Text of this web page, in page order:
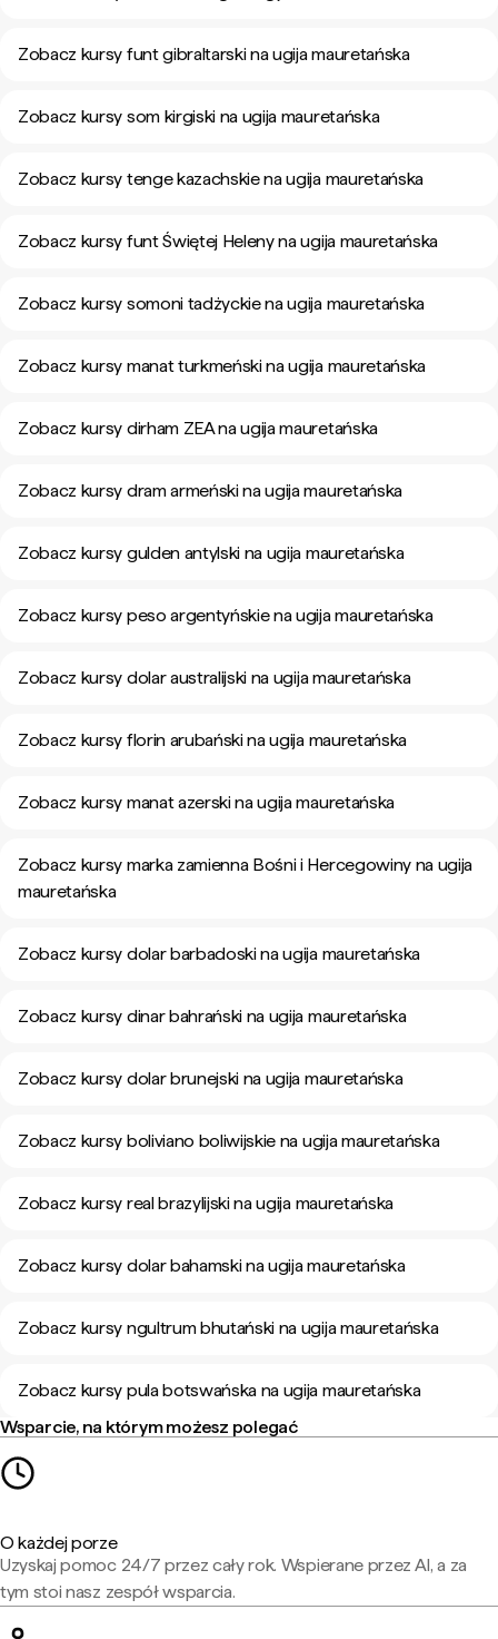
Zobacz kursy funt gibraltarski na ugija mauretańska
Zobacz kursy som kirgiski na ugija mauretańska
Zobacz kursy tenge kazachskie na ugija mauretańska
Zobacz kursy funt Świętej Heleny na ugija mauretańska
Zobacz kursy somoni tadżyckie na ugija mauretańska
Zobacz kursy manat turkmeński na ugija mauretańska
Zobacz kursy dirham ZEA na ugija mauretańska
Zobacz kursy dram armeński na ugija mauretańska
Zobacz kursy gulden antylski na ugija mauretańska
Zobacz kursy peso argentyńskie na ugija mauretańska
Zobacz kursy dolar australijski na ugija mauretańska
Zobacz kursy florin arubański na ugija mauretańska
Zobacz kursy manat azerski na ugija mauretańska
Zobacz kursy marka zamienna Bośni i Hercegowiny na ugija
mauretańska
Zobacz kursy dolar barbadoski na ugija mauretańska
Zobacz kursy dinar bahrański na ugija mauretańska
Zobacz kursy dolar brunejski na ugija mauretańska
Zobacz kursy boliviano boliwijskie na ugija mauretańska
Zobacz kursy real brazylijski na ugija mauretańska
Zobacz kursy dolar bahamski na ugija mauretańska
Zobacz kursy ngultrum bhutański na ugija mauretańska
Zobacz kursy pula botswańska na ugija mauretańska
Wsparcie, na którym możesz polegać
O każdej porze
Uzyskaj pomoc 24/7 przez cały rok. Wspierane przez AI, a za
tym stoi nasz zespół wsparcia.